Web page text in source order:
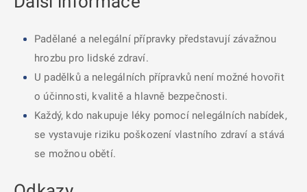
Padělané a nelegální přípravky představují závažnou
hrozbu pro lidské zdraví.
U padělků a nelegálních přípravků není možné hovořit
o účinnosti, kvalitě a hlavně bezpečnosti.
Každý, kdo nakupuje léky pomocí nelegálních nabídek,
se vystavuje riziku poškození vlastního zdraví a stává
se možnou obětí.